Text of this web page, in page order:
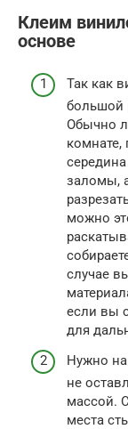
Клеим
основе
Так как
большой
Обычно
комнате,
заломы,
можно
случае
если вы
для
Нужно
не
массой.
места